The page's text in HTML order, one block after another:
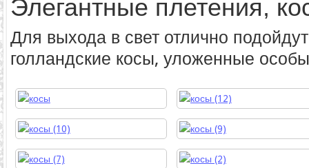
Элегантные плетения,
Для выхода в свет отлично
голландские косы, уложенные